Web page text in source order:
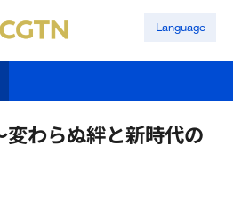
Language
わらぬ絆と新時代の